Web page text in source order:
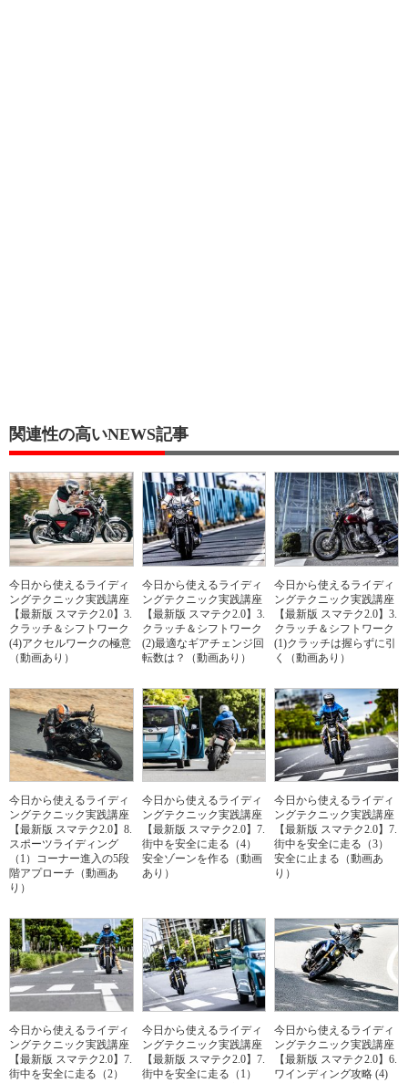
関連性の高いNEWS記事
今日から使えるライディ
ングテクニック実践講座
【最新版 スマテク2.0】3.
クラッチ＆シフトワーク
(4)アクセルワークの極意
（動画あり）
今日から使えるライディ
ングテクニック実践講座
【最新版 スマテク2.0】3.
クラッチ＆シフトワーク
(2)最適なギアチェンジ回
転数は？（動画あり）
今日から使えるライディ
ングテクニック実践講座
【最新版 スマテク2.0】3.
クラッチ＆シフトワーク
(1)クラッチは握らずに引
く（動画あり）
今日から使えるライディ
ングテクニック実践講座
【最新版 スマテク2.0】8.
スポーツライディング
（1）コーナー進入の5段
階アプローチ（動画あ
り）
今日から使えるライディ
ングテクニック実践講座
【最新版 スマテク2.0】7.
街中を安全に走る（4）
安全ゾーンを作る（動画
あり）
今日から使えるライディ
ングテクニック実践講座
【最新版 スマテク2.0】7.
街中を安全に走る（3）
安全に止まる（動画あ
り）
今日から使えるライディ
ングテクニック実践講座
【最新版 スマテク2.0】7.
街中を安全に走る（2）
今日から使えるライディ
ングテクニック実践講座
【最新版 スマテク2.0】7.
街中を安全に走る（1）
今日から使えるライディ
ングテクニック実践講座
【最新版 スマテク2.0】6.
ワインディング攻略 (4)